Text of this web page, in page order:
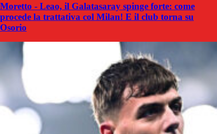
Moretto - Leao, il Galatasaray spinge forte: come
procede la trattativa col Milan! E il club torna su
Osorio